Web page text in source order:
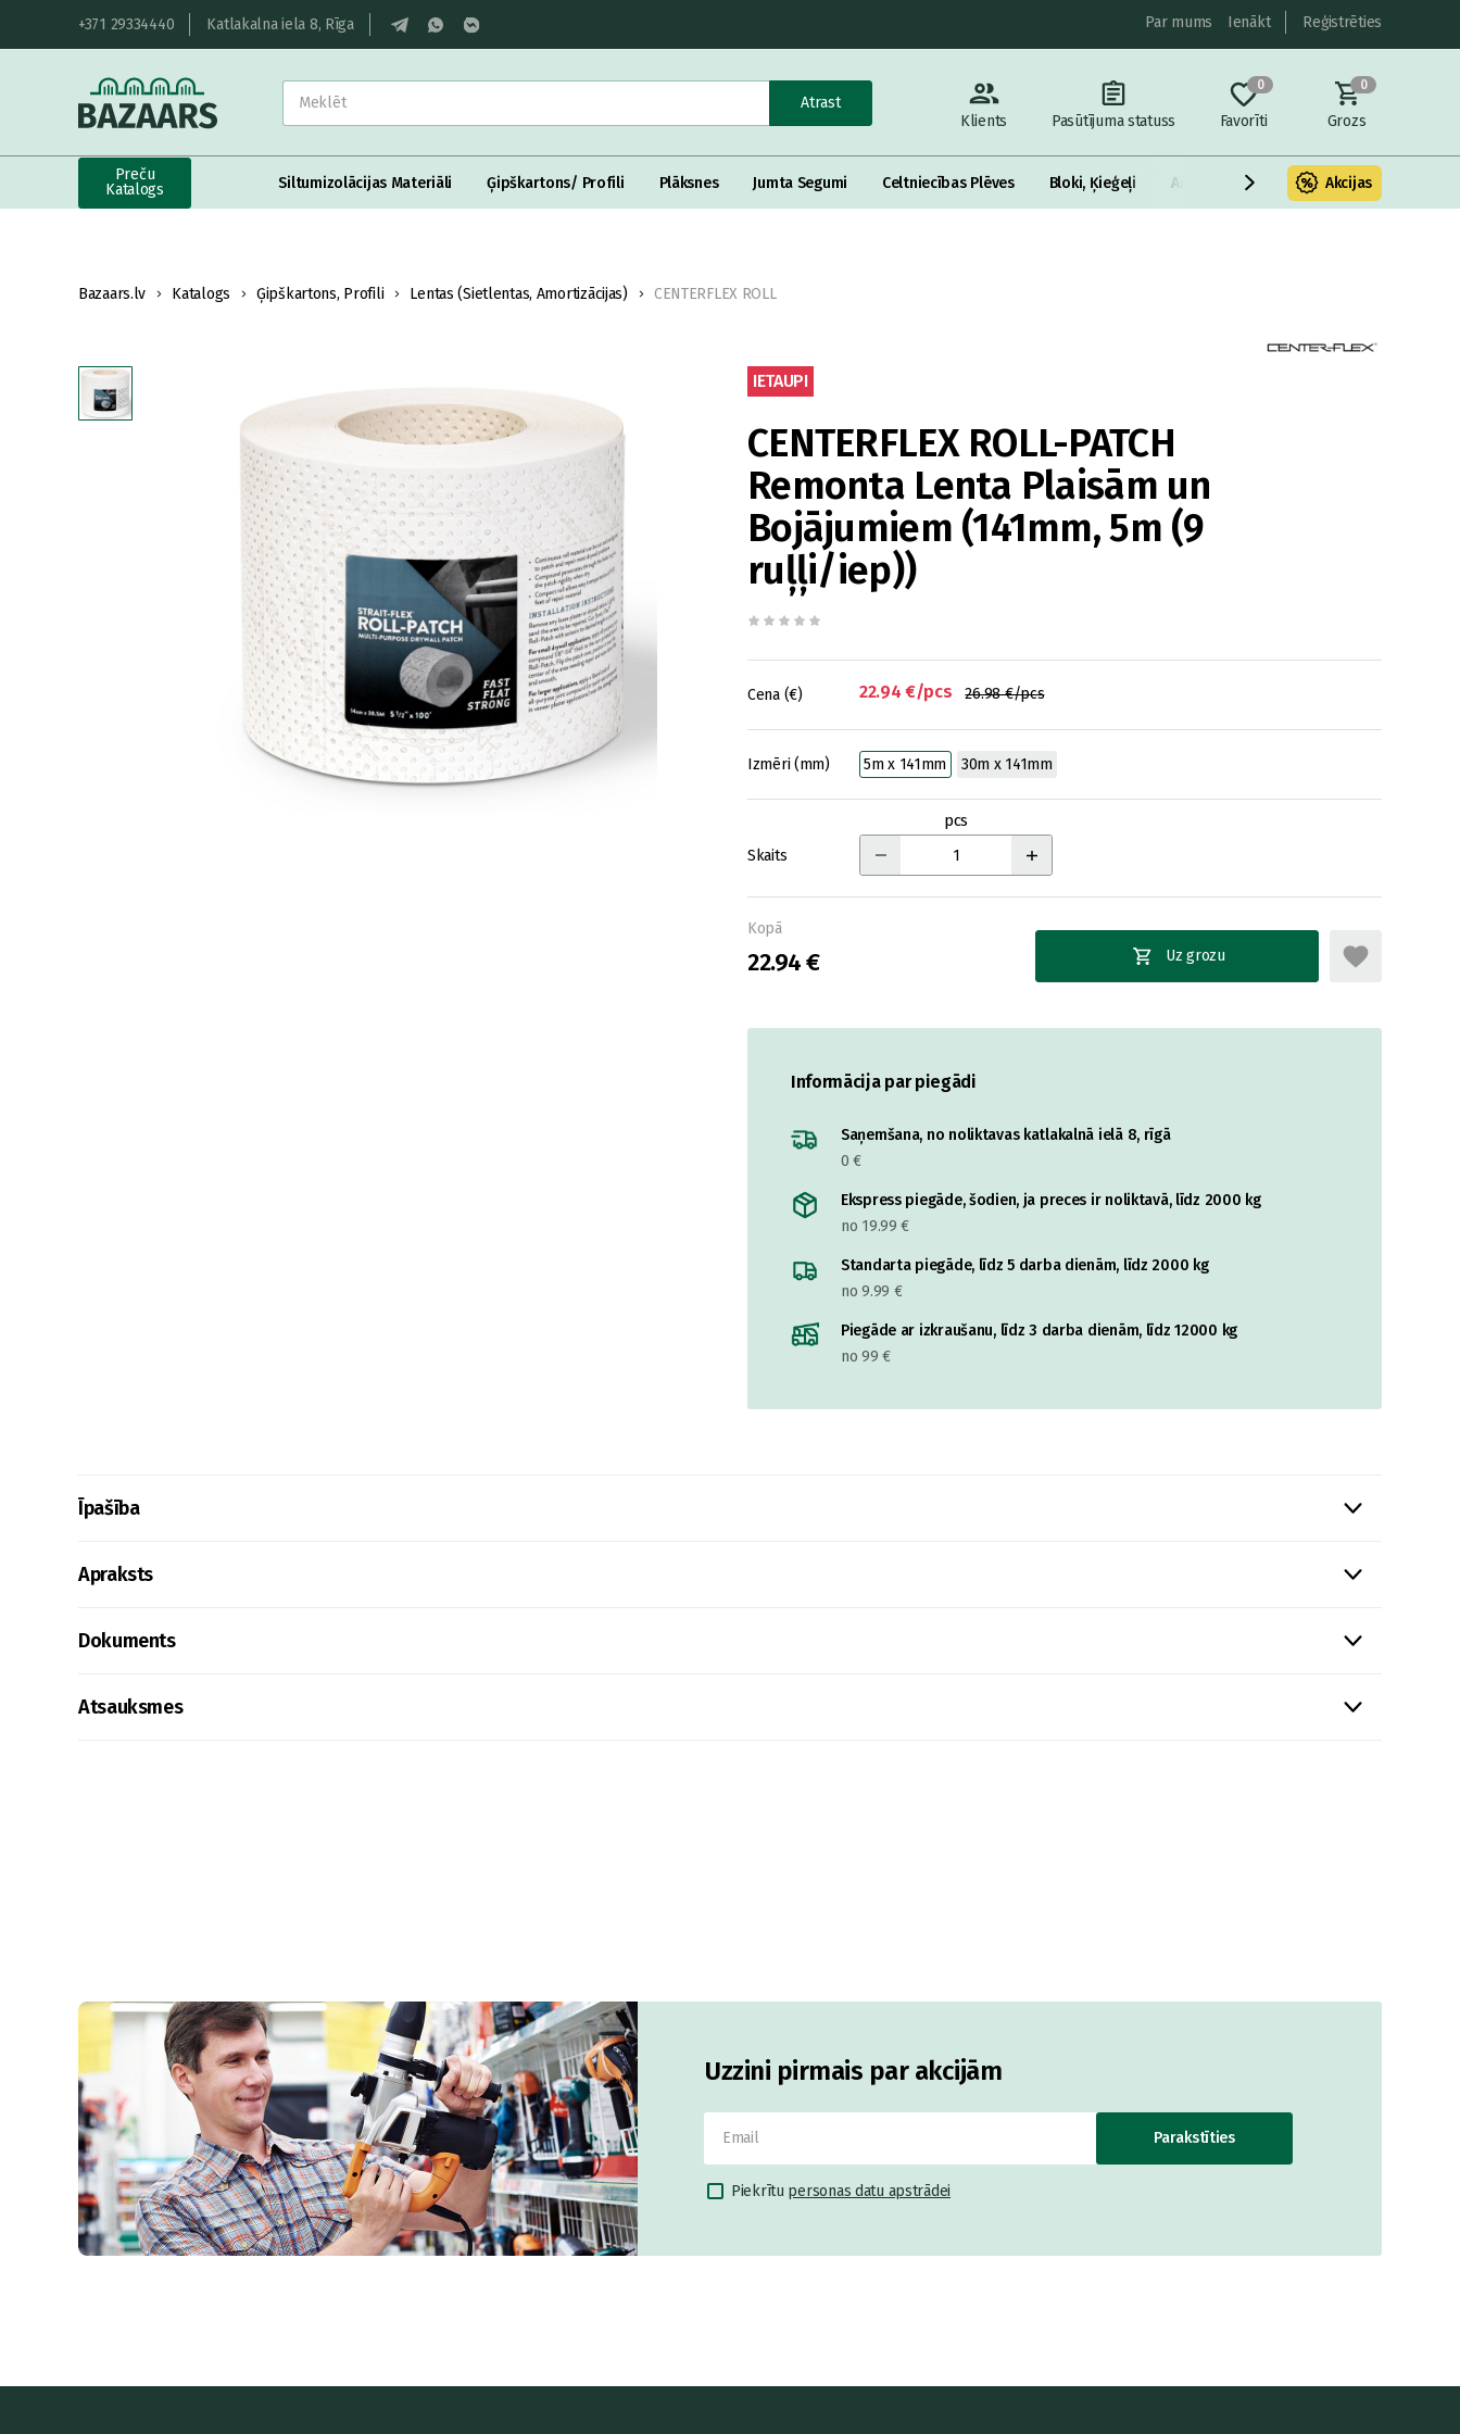
+371 29334440 Katlakalna iela 8, Rīga Par mums Ienākt Reģistrēties
Atrast
Klients
Pasūtījuma statuss
0
Favorīti
0
Grozs
Preču
Katalogs
Siltumizolācijas Materiāli Ģipškartons/ Profili Plāksnes Jumta Segumi Celtniecības Plēves Bloki, Ķieģeļi Armatūra un metāls Fasādes
Akcijas
Bazaars.lv Katalogs Ģipškartons, Profili Lentas (Sietlentas, Amortizācijas) CENTERFLEX ROLL
IETAUPI
CENTERFLEX ROLL-PATCH
Remonta Lenta Plaisām un
Bojājumiem (141mm, 5m (9
ruļļi/iep))
Cena (€) 26.98 €/pcs
22.94 €/pcs
Izmēri (mm) 5m x 141mm 30m x 141mm
Skaits
pcs
Kopā
22.94 € Uz grozu
Informācija par piegādi
Saņemšana, no noliktavas katlakalnā ielā 8, rīgā
0 €
Ekspress piegāde, šodien, ja preces ir noliktavā, līdz 2000 kg
no 19.99 €
Standarta piegāde, līdz 5 darba dienām, līdz 2000 kg
no 9.99 €
Piegāde ar izkraušanu, līdz 3 darba dienām, līdz 12000 kg
no 99 €
Īpašība
Apraksts
Dokuments
Atsauksmes
Uzzini pirmais par akcijām
Parakstīties
Piekrītu personas datu apstrādei